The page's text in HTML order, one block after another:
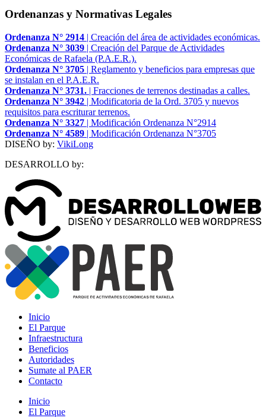
Ordenanzas y Normativas Legales
Ordenanza N° 2914 | Creación del área de actividades económicas.
Ordenanza N° 3039 | Creación del Parque de Actividades
Económicas de Rafaela (P.A.E.R.).
Ordenanza N° 3705 | Reglamento y beneficios para empresas que
se instalan en el P.A.E.R.
Ordenanza N° 3731. | Fracciones de terrenos destinadas a calles.
Ordenanza N° 3942 | Modificatoria de la Ord. 3705 y nuevos
requisitos para escriturar terrenos.
Ordenanza N° 3327 | Modificación Ordenanza N°2914
Ordenanza N° 4589 | Modificación Ordenanza N°3705
DISEÑO by: VikiLong
DESARROLLO by:
Inicio
El Parque
Infraestructura
Beneficios
Autoridades
Sumate al PAER
Contacto
Inicio
El Parque